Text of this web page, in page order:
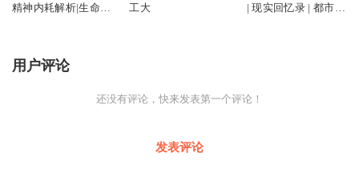
精神内耗解析|生命解
工大
| 现实回忆录 | 都市青
用户评论
还没有评论，快来发表第一个评论！
发表评论